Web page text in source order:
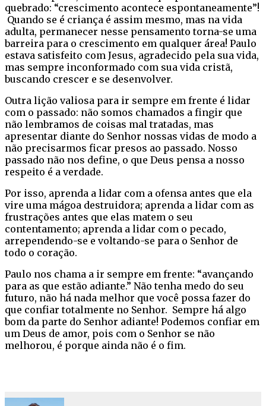
quebrado: “crescimento acontece espontaneamente”!
Quando se é criança é assim mesmo, mas na vida
adulta, permanecer nesse pensamento torna-se uma
barreira para o crescimento em qualquer área! Paulo
estava satisfeito com Jesus, agradecido pela sua vida,
mas sempre inconformado com sua vida cristã,
buscando crescer e se desenvolver.
Outra lição valiosa para ir sempre em frente é lidar
com o passado: não somos chamados a fingir que
não lembramos de coisas mal tratadas, mas
apresentar diante do Senhor nossas vidas de modo a
não precisarmos ficar presos ao passado. Nosso
passado não nos define, o que Deus pensa a nosso
respeito é a verdade.
Por isso, aprenda a lidar com a ofensa antes que ela
vire uma mágoa destruidora; aprenda a lidar com as
frustrações antes que elas matem o seu
contentamento; aprenda a lidar com o pecado,
arrependendo-se e voltando-se para o Senhor de
todo o coração.
Paulo nos chama a ir sempre em frente: “avançando
para as que estão adiante.” Não tenha medo do seu
futuro, não há nada melhor que você possa fazer do
que confiar totalmente no Senhor. Sempre há algo
bom da parte do Senhor adiante! Podemos confiar em
um Deus de amor, pois com o Senhor se não
melhorou, é porque ainda não é o fim.